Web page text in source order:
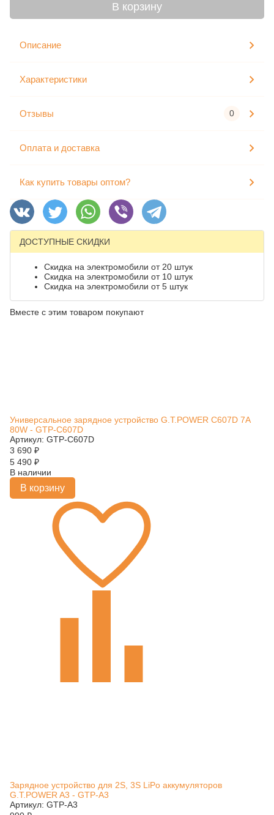
В корзину
Описание
Характеристики
Отзывы 0
Оплата и доставка
Как купить товары оптом?
ДОСТУПНЫЕ СКИДКИ
Скидка на электромобили от 20 штук
Скидка на электромобили от 10 штук
Скидка на электромобили от 5 штук
Вместе с этим товаром покупают
Универсальное зарядное устройство G.T.POWER C607D 7A
80W - GTP-C607D
Артикул: GTP-C607D
3 690 ₽
5 490 ₽
В наличии
В корзину
Зарядное устройство для 2S, 3S LiPo аккумуляторов
G.T.POWER A3 - GTP-A3
Артикул: GTP-A3